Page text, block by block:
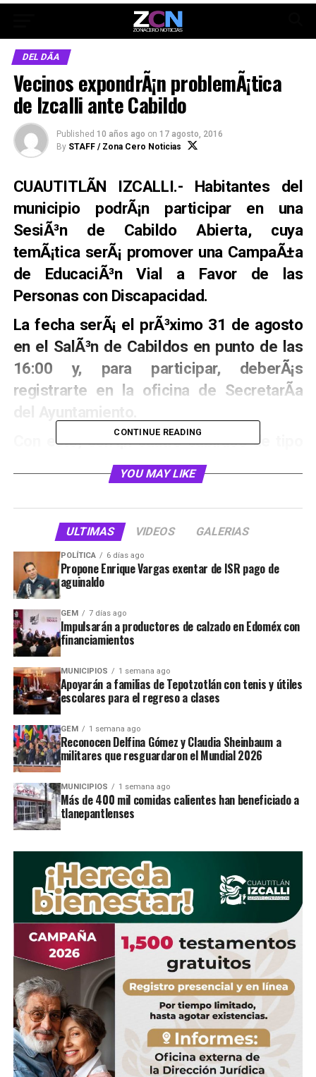
DEL DÃ­A
Vecinos expondrÃ¡n problemÃ¡tica
de Izcalli ante Cabildo
Published 10 años ago on 17 agosto, 2016
By STAFF / Zona Cero Noticias
CUAUTITLÃN IZCALLI.- Habitantes del
municipio podrÃ¡n participar en una
SesiÃ³n de Cabildo Abierta, cuya
temÃ¡tica serÃ¡ promover una CampaÃ±a
de EducaciÃ³n Vial a Favor de las
Personas con Discapacidad.
La fecha serÃ¡ el prÃ³ximo 31 de agosto
en el SalÃ³n de Cabildos en punto de las
16:00 y, para participar, deberÃ¡s
registrarte en la oficina de SecretarÃ­a
Con este, serÃ¡n cuatro cabildos de tipo
ciudadano los que se hayan realizado en
el territorio de CuautitlÃ¡n Izcalli.
En este tipo de cabildos, los vecinos
exponen sus necesidades y
problemÃ¡ticas, para que posteriormente
el Ayuntamiento implemente lÃ­neas de
acciÃ³n a seguir respecto a lo
demandado.
RELATED TOPICS:
UP NEXT
Matan a asaltantes de pasajeros en Naucalpan
DON'T MISS
En Izcalli fabricarÃ¡n refacciones del Metro
STAFF / Zona Cero Noticias
CONTINUE READING
YOU MAY LIKE
ULTIMAS VIDEOS GALERIAS
POLÍTICA 6 días ago
Propone Enrique Vargas exentar de ISR pago de
aguinaldo
GEM 7 días ago
Impulsarán a productores de calzado en Edoméx con
financiamientos
MUNICIPIOS 1 semana ago
Apoyarán a familias de Tepotzotlán con tenis y útiles
escolares para el regreso a clases
GEM 1 semana ago
Reconocen Delfina Gómez y Claudia Sheinbaum a
militares que resguardaron el Mundial 2026
MUNICIPIOS 1 semana ago
Más de 400 mil comidas calientes han beneficiado a
tlanepantlenses